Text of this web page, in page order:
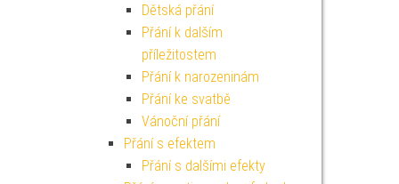
Dětská přání
Přání k dalším
příležitostem
Přání k narozeninám
Přání ke svatbě
Vánoční přání
Přání s efektem
Přání s dalšími efekty